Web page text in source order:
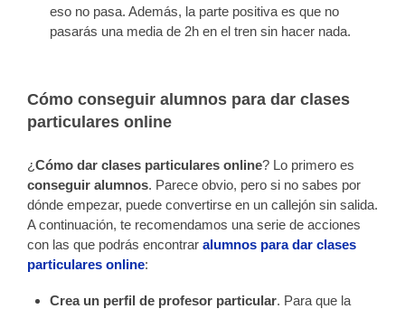
eso no pasa. Además, la parte positiva es que no
pasarás una media de 2h en el tren sin hacer nada.
Cómo conseguir alumnos para dar clases
particulares online
¿Cómo dar clases particulares online? Lo primero es
conseguir alumnos. Parece obvio, pero si no sabes por
dónde empezar, puede convertirse en un callejón sin salida.
A continuación, te recomendamos una serie de acciones
con las que podrás encontrar alumnos para dar clases
particulares online:
Crea un perfil de profesor particular. Para que la